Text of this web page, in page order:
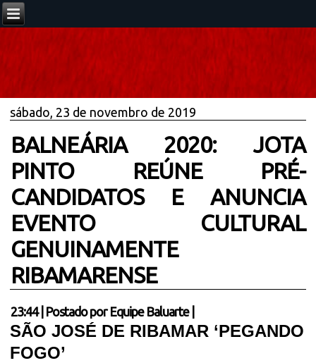
sábado, 23 de novembro de 2019
BALNEÁRIA 2020: JOTA
PINTO REÚNE PRÉ-
CANDIDATOS E ANUNCIA
EVENTO CULTURAL
GENUINAMENTE
RIBAMARENSE
23:44| Postado por Equipe Baluarte
SÃO JOSÉ DE RIBAMAR ‘PEGANDO
FOGO’